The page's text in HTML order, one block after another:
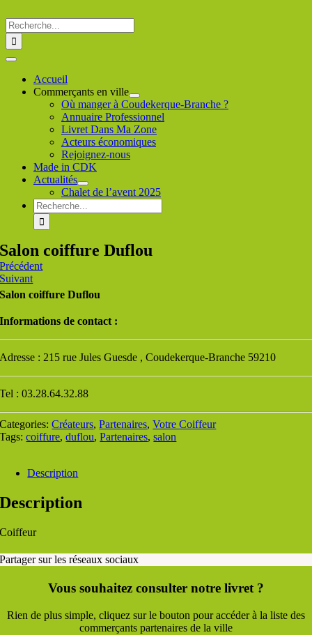
au
contenu
Rechercher
:
Toggle
NavigationAccueil
Commerçants en ville
Où manger à Coudekerque-Branche ?
Annuaire Professionnel
Livret Dans Ma Zone
Acteurs économiques
Rejoignez-nous
Made in CDK
Actualités
Chalet de l’avent 2025
Rechercher
:
Salon coiffure Duflou
Précédent
Suivant
Salon coiffure Duflou
Informations de contact :
Adresse : 215 rue Jules Guesde , Coudekerque-Branche 59210
Tel : 03.28.64.32.88
Categories:Créateurs,Partenaires,Votre Coiffeur
Tags:coiffure,duflou,Partenaires,salon
Description
Description
Coiffeur
Partager sur les réseaux sociaux
Vous souhaitez consulter notre livret ?
Rien de plus simple, cliquez sur le bouton pour accéder à la liste des
commerçants partenaires de la ville